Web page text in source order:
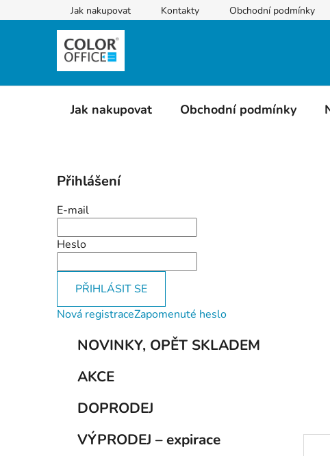
na
Jak nakupovat Kontakty Obchodní podmínky
Jak nakupovat Obchodní podmínky
o
s
t
r
a
n
í
Přihlášení
E-mail
Heslo
PŘIHLÁSIT SE
Nová registraceZapomenuté heslo
Přeskočit
kategorie
NOVINKY, OPĚT SKLADEM
AKCE
DOPRODEJ
VÝPRODEJ – expirace